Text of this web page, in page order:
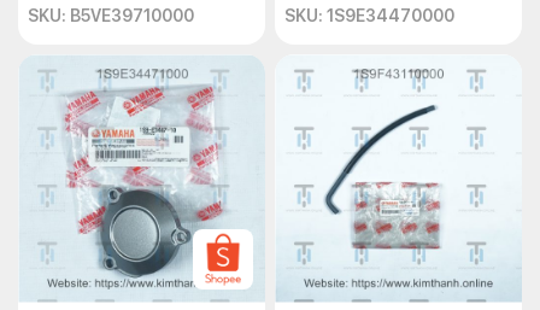
SKU: B5VE39710000
SKU: 1S9E34470000